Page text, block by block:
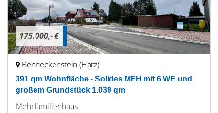
175.000,- €
Benneckenstein (Harz)
391 qm Wohnfläche - Solides MFH mit 6 WE und
großem Grundstück 1.039 qm
Mehrfamilienhaus